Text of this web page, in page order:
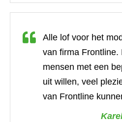
Alle lof voor het
van firma Frontline.
mensen met een
uit willen, veel
van Frontline